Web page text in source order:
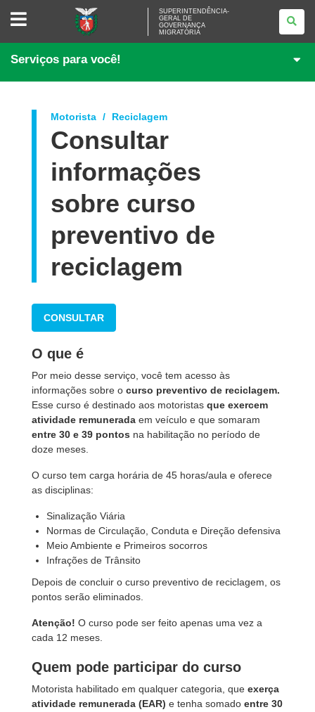
SUPERINTENDÊNCIA-
GOVERNANÇA
SUPERINTENDÊNCIA-
GERAL DE
GOVERNANÇA
MIGRATÓRIA
Serviços para você!
Motorista Reciclagem
Consultar
informações
sobre curso
preventivo de
reciclagem
CONSULTAR
O que é
Por meio desse serviço, você tem acesso às
informações sobre o curso preventivo de reciclagem.
Esse curso é destinado aos motoristas que exercem
atividade remunerada em veículo e que somaram
entre 30 e 39 pontos na habilitação no período de
doze meses.
O curso tem carga horária de 45 horas/aula e oferece
as disciplinas:
Sinalização Viária
Normas de Circulação, Conduta e Direção defensiva
Meio Ambiente e Primeiros socorros
Infrações de Trânsito
Depois de concluir o curso preventivo de reciclagem, os
pontos serão eliminados.
Atenção! O curso pode ser feito apenas uma vez a
cada 12 meses.
Quem pode participar do curso
Motorista habilitado em qualquer categoria, que exerça
atividade remunerada (EAR) e tenha somado entre 30